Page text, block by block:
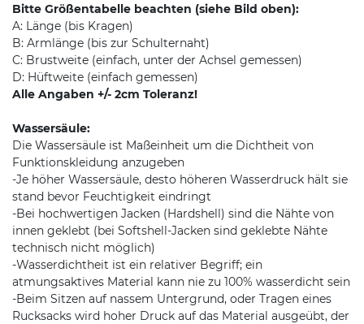
Bitte Größentabelle beachten (siehe Bild oben):
A: Länge (bis Kragen)
B: Armlänge (bis zur Schulternaht)
C: Brustweite (einfach, unter der Achsel gemessen)
D: Hüftweite (einfach gemessen)
Alle Angaben +/- 2cm Toleranz!
Wassersäule:
Die Wassersäule ist Maßeinheit um die Dichtheit von
Funktionskleidung anzugeben
-Je höher Wassersäule, desto höheren Wasserdruck hält sie
stand bevor Feuchtigkeit eindringt
-Bei hochwertigen Jacken (Hardshell) sind die Nähte von
innen geklebt (bei Softshell-Jacken sind geklebte Nähte
technisch nicht möglich)
-Wasserdichtheit ist ein relativer Begriff; ein
atmungsaktives Material kann nie zu 100% wasserdicht sein
-Beim Sitzen auf nassem Untergrund, oder Tragen eines
Rucksacks wird hoher Druck auf das Material ausgeübt, der